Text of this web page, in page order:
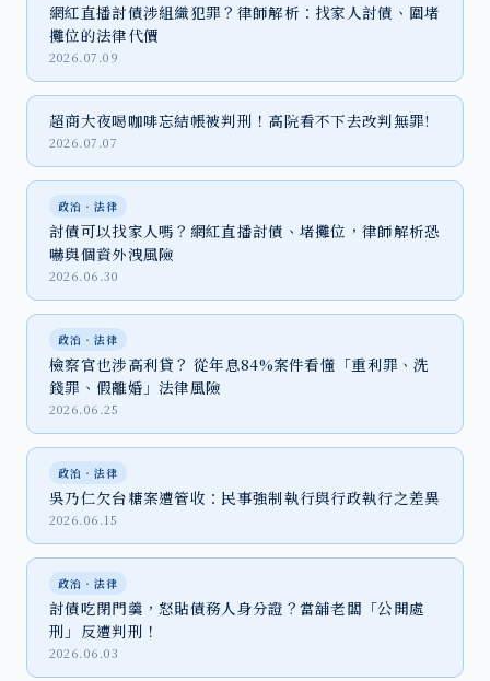
網紅直播討債涉組織犯罪？律師解析：找家人討債、圍堵
攤位的法律代價
2026.07.09
超商大夜喝咖啡忘結帳被判刑！高院看不下去改判無罪!
2026.07.07
政治‧法律
討債可以找家人嗎？網紅直播討債、堵攤位，律師解析恐
嚇與個資外洩風險
2026.06.30
政治‧法律
檢察官也涉高利貸？ 從年息84%案件看懂「重利罪、洗
錢罪、假離婚」法律風險
2026.06.25
政治‧法律
吳乃仁欠台糖案遭管收：民事強制執行與行政執行之差異
2026.06.15
政治‧法律
討債吃閉門羹，怒貼債務人身分證？當舖老闆「公開處
刑」反遭判刑！
2026.06.03